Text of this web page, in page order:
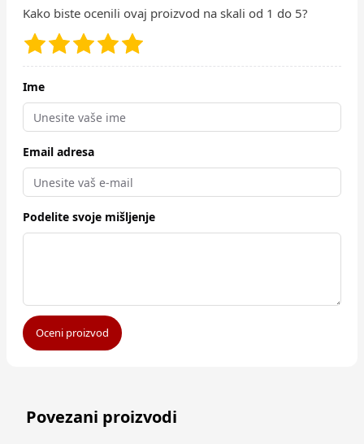
Kako biste ocenili ovaj proizvod na skali od 1 do 5?
Ime
Email adresa
Podelite svoje mišljenje
Oceni proizvod
Povezani proizvodi